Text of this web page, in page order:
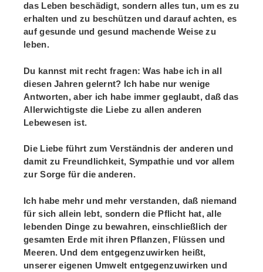
das Leben beschädigt, sondern alles tun, um es zu
erhalten und zu beschützen und darauf achten, es
auf gesunde und gesund machende Weise zu
leben.
Du kannst mit recht fragen: Was habe ich in all
diesen Jahren gelernt? Ich habe nur wenige
Antworten, aber ich habe immer geglaubt, daß das
Allerwichtigste die Liebe zu allen anderen
Lebewesen ist.
Die Liebe führt zum Verständnis der anderen und
damit zu Freundlichkeit, Sympathie und vor allem
zur Sorge für die anderen.
Ich habe mehr und mehr verstanden, daß niemand
für sich allein lebt, sondern die Pflicht hat, alle
lebenden Dinge zu bewahren, einschließlich der
gesamten Erde mit ihren Pflanzen, Flüssen und
Meeren. Und dem entgegenzuwirken heißt,
unserer eigenen Umwelt entgegenzuwirken und